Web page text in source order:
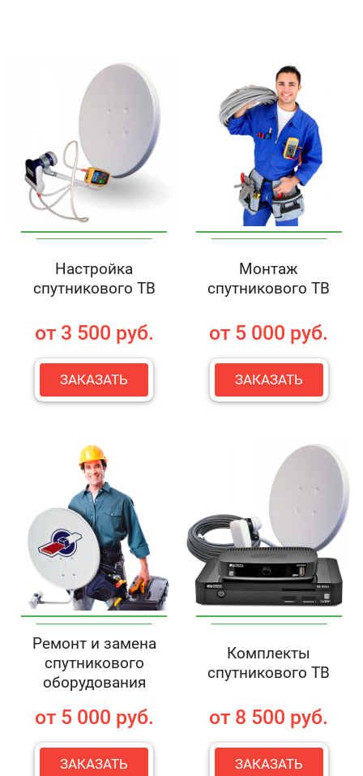
Настройка
спутникового ТВ
от 3 500 руб.
ЗАКАЗАТЬ
Монтаж
спутникового ТВ
от 5 000 руб.
ЗАКАЗАТЬ
Ремонт и замена
спутникового
оборудования
от 5 000 руб.
ЗАКАЗАТЬ
Комплекты
спутникового ТВ
от 8 500 руб.
ЗАКАЗАТЬ